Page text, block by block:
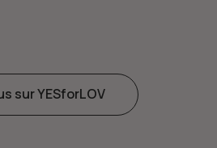
sur YESforLOV